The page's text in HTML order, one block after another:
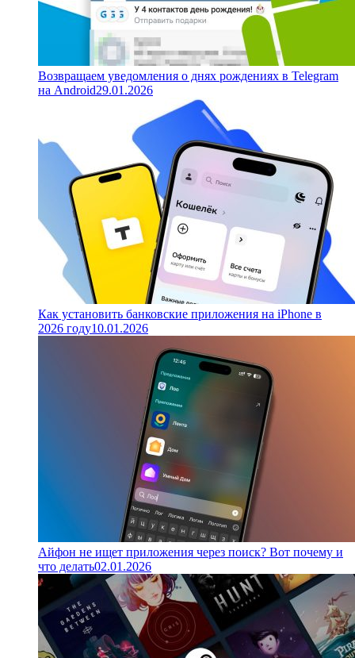
Возвращаем уведомления о днях рождениях в Telegram
на Android29.01.2026
Как установить банковские приложения на iPhone в
2026 году10.01.2026
Айфон не ищет приложения через поиск? Вот почему и
что делать02.01.2026